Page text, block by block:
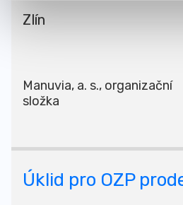
Zlín
Manuvia, a. s., organizační
složka
Úklid pro OZP